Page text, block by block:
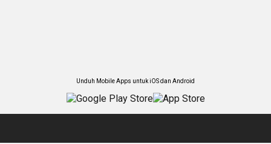
Unduh Mobile Apps untuk iOS dan Android